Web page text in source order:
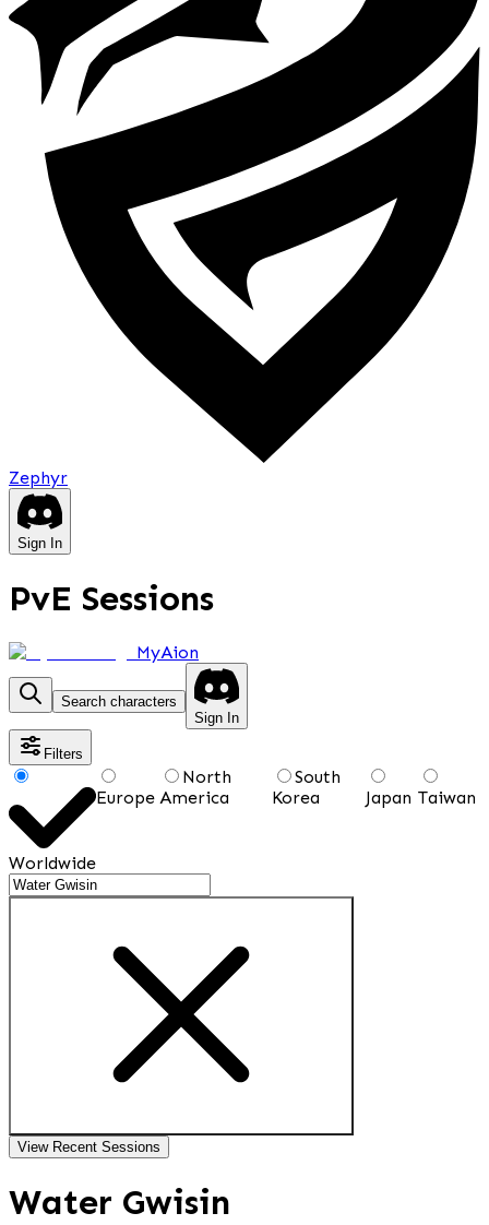
Zephyr
Sign In
PvE Sessions
MyAion
Search characters
Sign In
Filters
Worldwide
Europe
North
America
South
Korea
Japan Taiwan
View Recent Sessions
Water Gwisin